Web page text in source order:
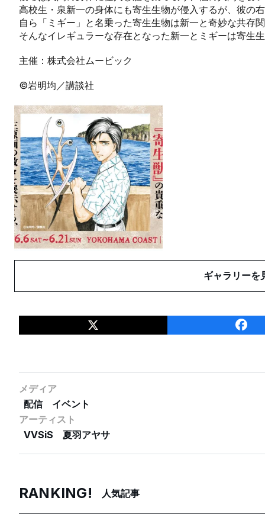
高校生・泉新一の身体にも寄生生物が侵入するが、彼の
自ら「ミギー」と名乗った寄生生物は新一と奇妙な共存
そんなイレギュラーな存在となった新一とミギーは寄生
主催：株式会社ムービック
©岩明均／講談社
ギャラリーを
メディア
配信
イベント
アーティスト
VVSiS
夏羽アヤサ
RANKING! 人気記事